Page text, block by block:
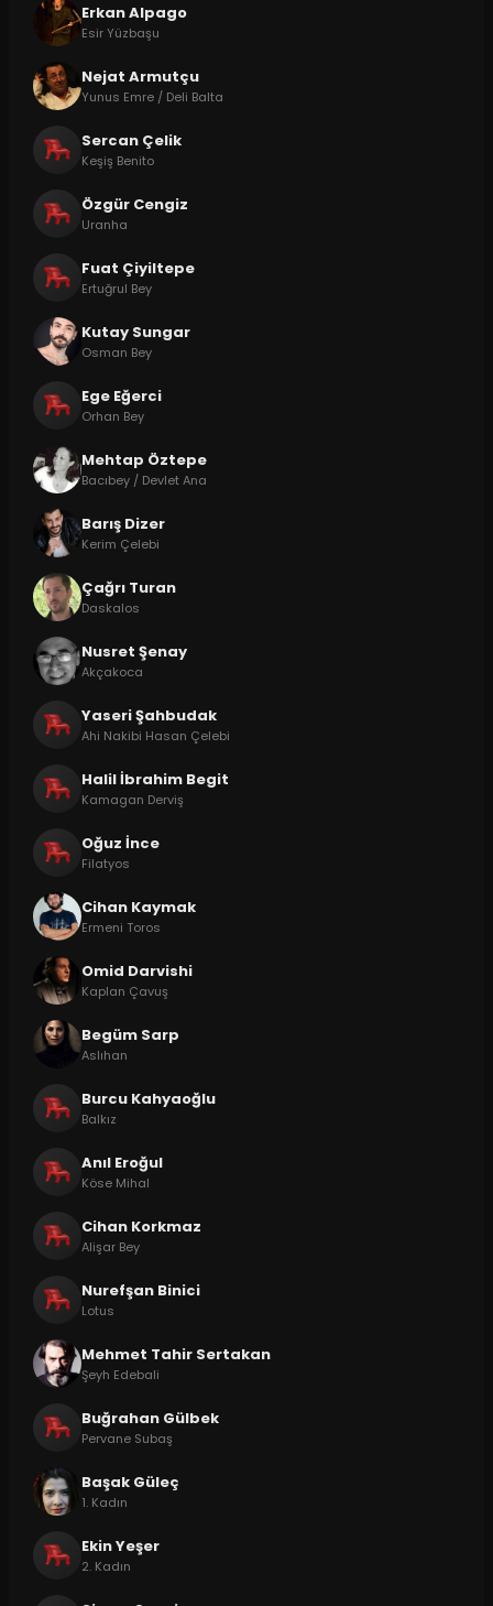
Erkan Alpago
Esir Yüzbaşu
Nejat Armutçu
Yunus Emre / Deli Balta
Sercan Çelik
Keşiş Benito
Özgür Cengiz
Uranha
Fuat Çiyiltepe
Ertuğrul Bey
Kutay Sungar
Osman Bey
Ege Eğerci
Orhan Bey
Mehtap Öztepe
Bacıbey / Devlet Ana
Barış Dizer
Kerim Çelebi
Çağrı Turan
Daskalos
Nusret Şenay
Akçakoca
Yaseri Şahbudak
Ahi Nakibi Hasan Çelebi
Halil İbrahim Begit
Kamagan Derviş
Oğuz İnce
Filatyos
Cihan Kaymak
Ermeni Toros
Omid Darvishi
Kaplan Çavuş
Begüm Sarp
Aslıhan
Burcu Kahyaoğlu
Balkız
Anıl Eroğul
Köse Mihal
Cihan Korkmaz
Alişar Bey
Nurefşan Binici
Lotus
Mehmet Tahir Sertakan
Şeyh Edebali
Buğrahan Gülbek
Pervane Subaş
Başak Güleç
1. Kadın
Ekin Yeşer
2. Kadın